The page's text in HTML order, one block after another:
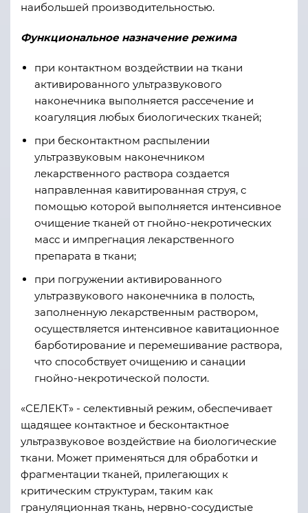
наибольшей производительностью.
Функциональное назначение режима
при контактном воздействии на ткани
активированного ультразвукового
наконечника выполняется рассечение и
коагуляция любых биологических тканей;
при бесконтактном распылении
ультразвуковым наконечником
лекарственного раствора создается
направленная кавитированная струя, с
помощью которой выполняется интенсивное
очищение тканей от гнойно-некротических
масс и импрегнация лекарственного
препарата в ткани;
при погружении активированного
ультразвукового наконечника в полость,
заполненную лекарственным раствором,
осуществляется интенсивное кавитационное
барботирование и перемешивание раствора,
что способствует очищению и санации
гнойно-некротической полости.
«СЕЛЕКТ» - селективный режим, обеспечивает
щадящее контактное и бесконтактное
ультразвуковое воздействие на биологические
ткани. Может применяться для обработки и
фрагментации тканей, прилегающих к
критическим структурам, таким как
грануляционная ткань, нервно-сосудистые